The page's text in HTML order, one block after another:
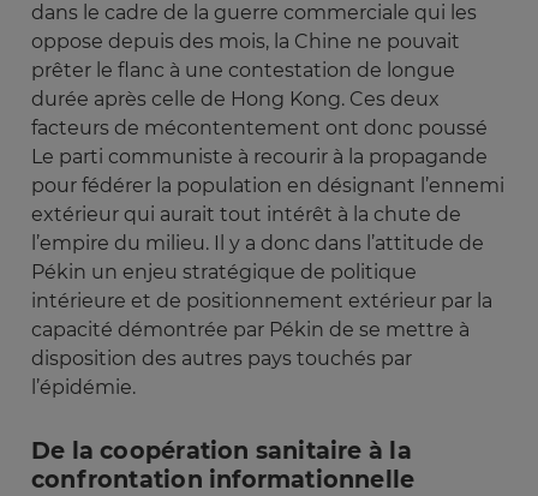
dans le cadre de la guerre commerciale qui les
oppose depuis des mois, la Chine ne pouvait
prêter le flanc à une contestation de longue
durée après celle de Hong Kong. Ces deux
facteurs de mécontentement ont donc poussé
Le parti communiste à recourir à la propagande
pour fédérer la population en désignant l’ennemi
extérieur qui aurait tout intérêt à la chute de
l’empire du milieu. Il y a donc dans l’attitude de
Pékin un enjeu stratégique de politique
intérieure et de positionnement extérieur par la
capacité démontrée par Pékin de se mettre à
disposition des autres pays touchés par
l’épidémie.
De la coopération sanitaire à la
confrontation informationnelle